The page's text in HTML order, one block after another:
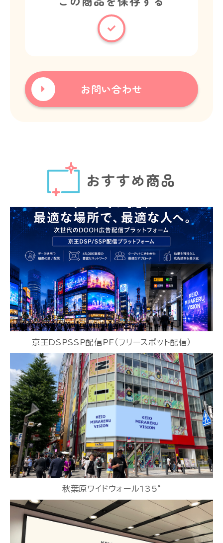
お問い合わせ
おすすめ商品
京王DSPSSP配信PF（フリースポット配信）
秋葉原ワイドウォール135°